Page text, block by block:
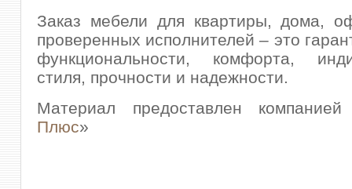
Заказ мебели для квартиры, дома,
проверенных исполнителей – это
функциональности, комфорта,
стиля, прочности и надежности.
Материал предоставлен
Плюс»